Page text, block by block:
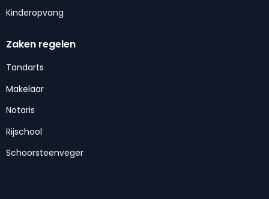
Kinderopvang
Zaken regelen
Tandarts
Makelaar
Notaris
Rijschool
Schoorsteenveger